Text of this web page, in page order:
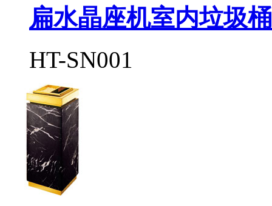
扁水晶座机室内垃圾桶
HT-SN001